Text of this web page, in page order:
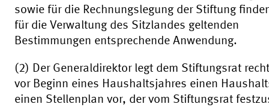
sowie für die Rechnungslegung der Stiftung
für die Verwaltung des Sitzlandes geltenden
Bestimmungen entsprechende Anwendung.
(2) Der Generaldirektor legt dem Stiftungsrat
vor Beginn eines Haushaltsjahres einen
einen Stellenplan vor, der vom Stiftungsrat